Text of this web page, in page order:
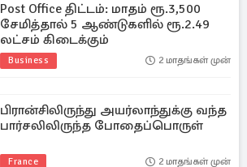
Post Office திட்டம்: மாதம் ரூ.3,500
சேமித்தால் 5 ஆண்டுகளில் ரூ.2.49
லட்சம் கிடைக்கும்
Business 2 மாதங்கள் முன்
பிரான்சிலிருந்து அயர்லாந்துக்கு வந்த
பார்சலிலிருந்த போதைப்பொருள்
France 2 மாதங்கள் முன்